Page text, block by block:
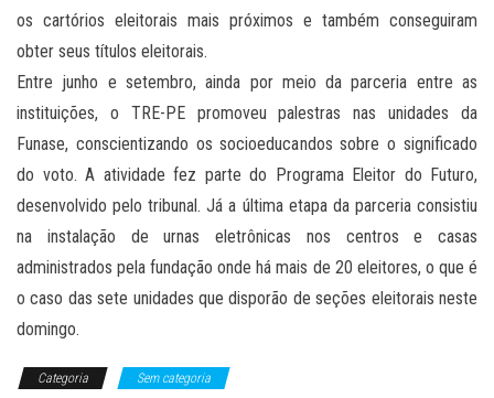
os cartórios eleitorais mais próximos e também conseguiram
obter seus títulos eleitorais.
Entre junho e setembro, ainda por meio da parceria entre as
instituições, o TRE-PE promoveu palestras nas unidades da
Funase, conscientizando os socioeducandos sobre o significado
do voto. A atividade fez parte do Programa Eleitor do Futuro,
desenvolvido pelo tribunal. Já a última etapa da parceria consistiu
na instalação de urnas eletrônicas nos centros e casas
administrados pela fundação onde há mais de 20 eleitores, o que é
o caso das sete unidades que disporão de seções eleitorais neste
domingo.
Categoria Sem categoria